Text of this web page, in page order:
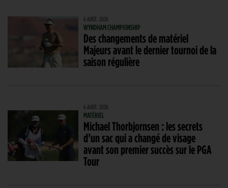
6 AOÛT. 2026
WYNDHAM CHAMPIONSHIP
Des changements de matériel
Majeurs avant le dernier tournoi de la
saison régulière
6 AOÛT. 2026
MATÉRIEL
Michael Thorbjornsen : les secrets
d’un sac qui a changé de visage
avant son premier succès sur le PGA
Tour